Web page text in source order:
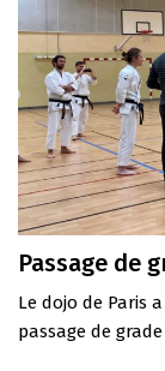
Passage de
Le dojo de Paris
passage de